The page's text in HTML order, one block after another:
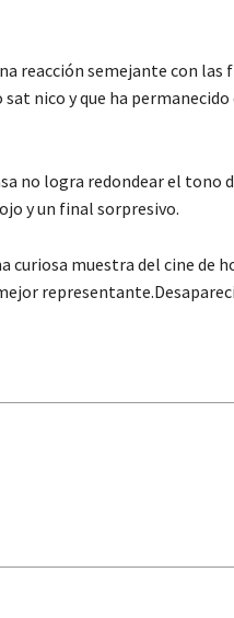
reacción semejante con las
nico y que ha
no logra redondear el tono
y un final sorpresivo.
curiosa muestra del cine de
representante.